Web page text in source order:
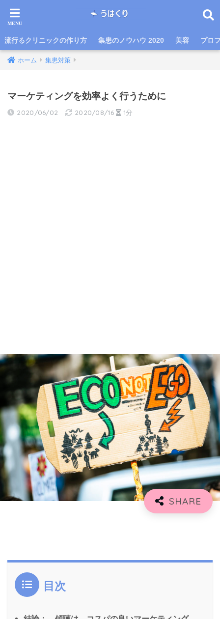
流行るクリニックの作り方 集患のノウハウ 2020 美容 プロ
ホーム 集患対策
マーケティングを効率よく行うために
2020/06/02 2020/08/16 1分
目次